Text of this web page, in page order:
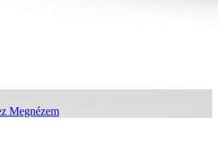
Megnézem